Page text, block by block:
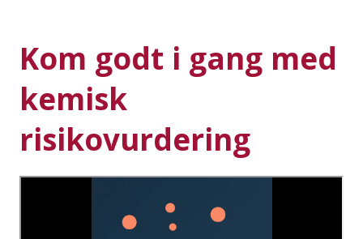
i
d
o
d
Kom godt i gang med
kemisk
risikovurdering